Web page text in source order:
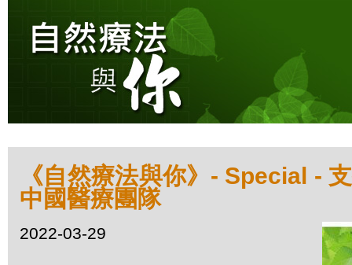
《自然療法與你》- Special -
中國醫療團隊
2022-03-29